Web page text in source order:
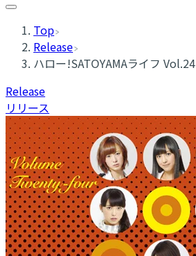
Top
Release
ハロー!SATOYAMAライフ Vol.24
Release
リリース